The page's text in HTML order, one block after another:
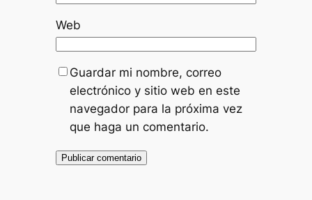
Web
Guardar mi nombre, correo
electrónico y sitio web en este
navegador para la próxima vez
que haga un comentario.